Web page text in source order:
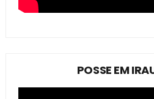
POSSE EM